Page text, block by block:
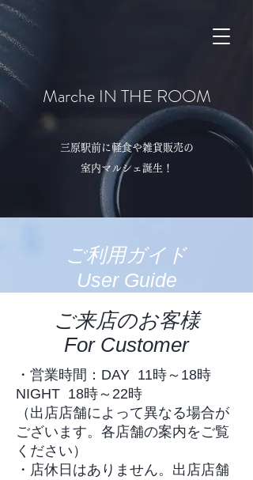
Marche IN THE ROOM
三原駅前に軽食や雑貨販売の
​室内マルシェ誕生！
ご利用ガイド
User Guide
ご来店のお客様
For Customer
・営業時間：DAY 11時～18時
NIGHT 18時～22時
（出店店舗によって異なる場合が
ございます。各店舗の案内をご覧
ください）
・店休日はありません。出店店舗